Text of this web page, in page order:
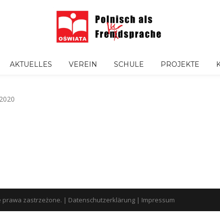
AKTUELLES VEREIN SCHULE PROJEKTE
prawa zastrzeżone. | Datenschutzerklärung | Impressum